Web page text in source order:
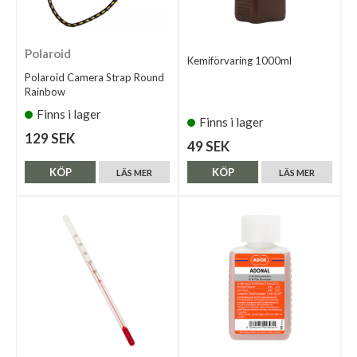
Polaroid
Polaroid Camera Strap Round
Rainbow
Finns i lager
129 SEK
LÄS MER
KÖP
Kemiförvaring 1000ml
Finns i lager
49 SEK
LÄS MER
KÖP